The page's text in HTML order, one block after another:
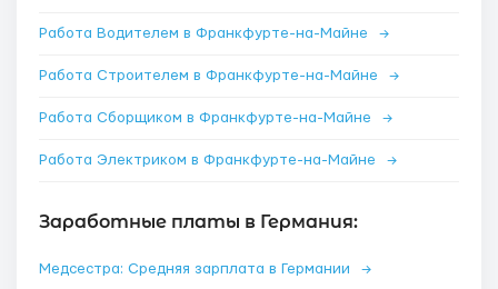
Работа Водителем в Франкфурте-на-Майне →
Работа Строителем в Франкфурте-на-Майне →
Работа Сборщиком в Франкфурте-на-Майне →
Работа Электриком в Франкфурте-на-Майне →
Заработные платы в Германия:
Медсестра: Средняя зарплата в Германии →